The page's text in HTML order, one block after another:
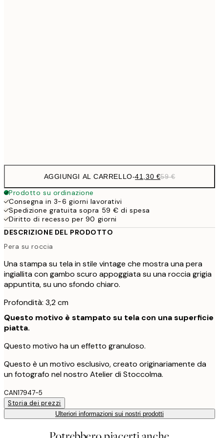
AGGIUNGI AL CARRELLO-41,30 €59 €
Prodotto su ordinazione
Consegna in 3-6 giorni lavorativi
Spedizione gratuita sopra 59 € di spesa
Diritto di recesso per 90 giorni
DESCRIZIONE DEL PRODOTTO
Pera su roccia
Una stampa su tela in stile vintage che mostra una pera
ingiallita con gambo scuro appoggiata su una roccia grigia
appuntita, su uno sfondo chiaro.
Profondità: 3,2 cm
Questo motivo è stampato su tela con una superficie
piatta.
Questo motivo ha un effetto granuloso.
Questo è un motivo esclusivo, creato originariamente da
un fotografo nel nostro Atelier di Stoccolma.
CAN17947-5
Storia dei prezzi
Ulteriori informazioni sui nostri prodotti